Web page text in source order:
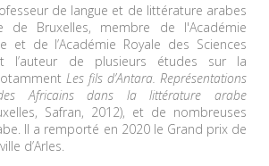
de langue et de littérature arabes
de Bruxelles, membre de l'Académie
et de l’Académie Royale des Sciences
l’auteur de plusieurs études sur la
Les fils d’Antara. Représentations
Africains dans la littérature arabe
Safran, 2012), et de nombreuses
Il a remporté en 2020 le Grand prix de
d’Arles.